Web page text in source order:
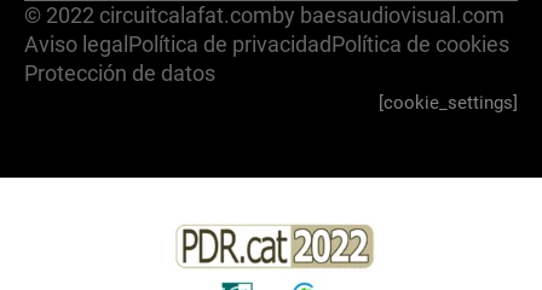
© 2022 circuitcalafat.comby baesaudiovisual.com
Aviso legalPolítica de privacidadPolítica de cookies
Protección de datos
[cookie_settings]